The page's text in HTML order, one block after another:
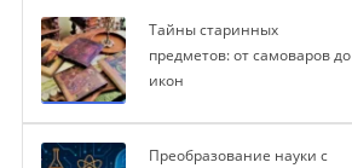
Тайны старинных
предметов: от самоваров до
икон
Преобразование науки с